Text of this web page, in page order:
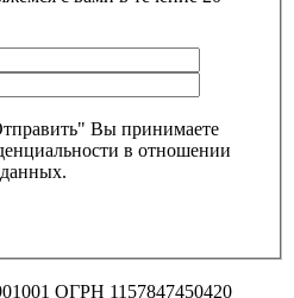
Вы принимаете
в отношении
ОГРН 1157847450420